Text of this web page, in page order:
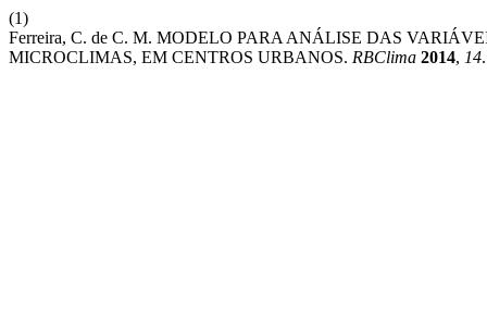
(1)
Ferreira, C. de C. M. MODELO PARA ANÁLISE DAS
MICROCLIMAS, EM CENTROS URBANOS. RBClima 2014, 14.